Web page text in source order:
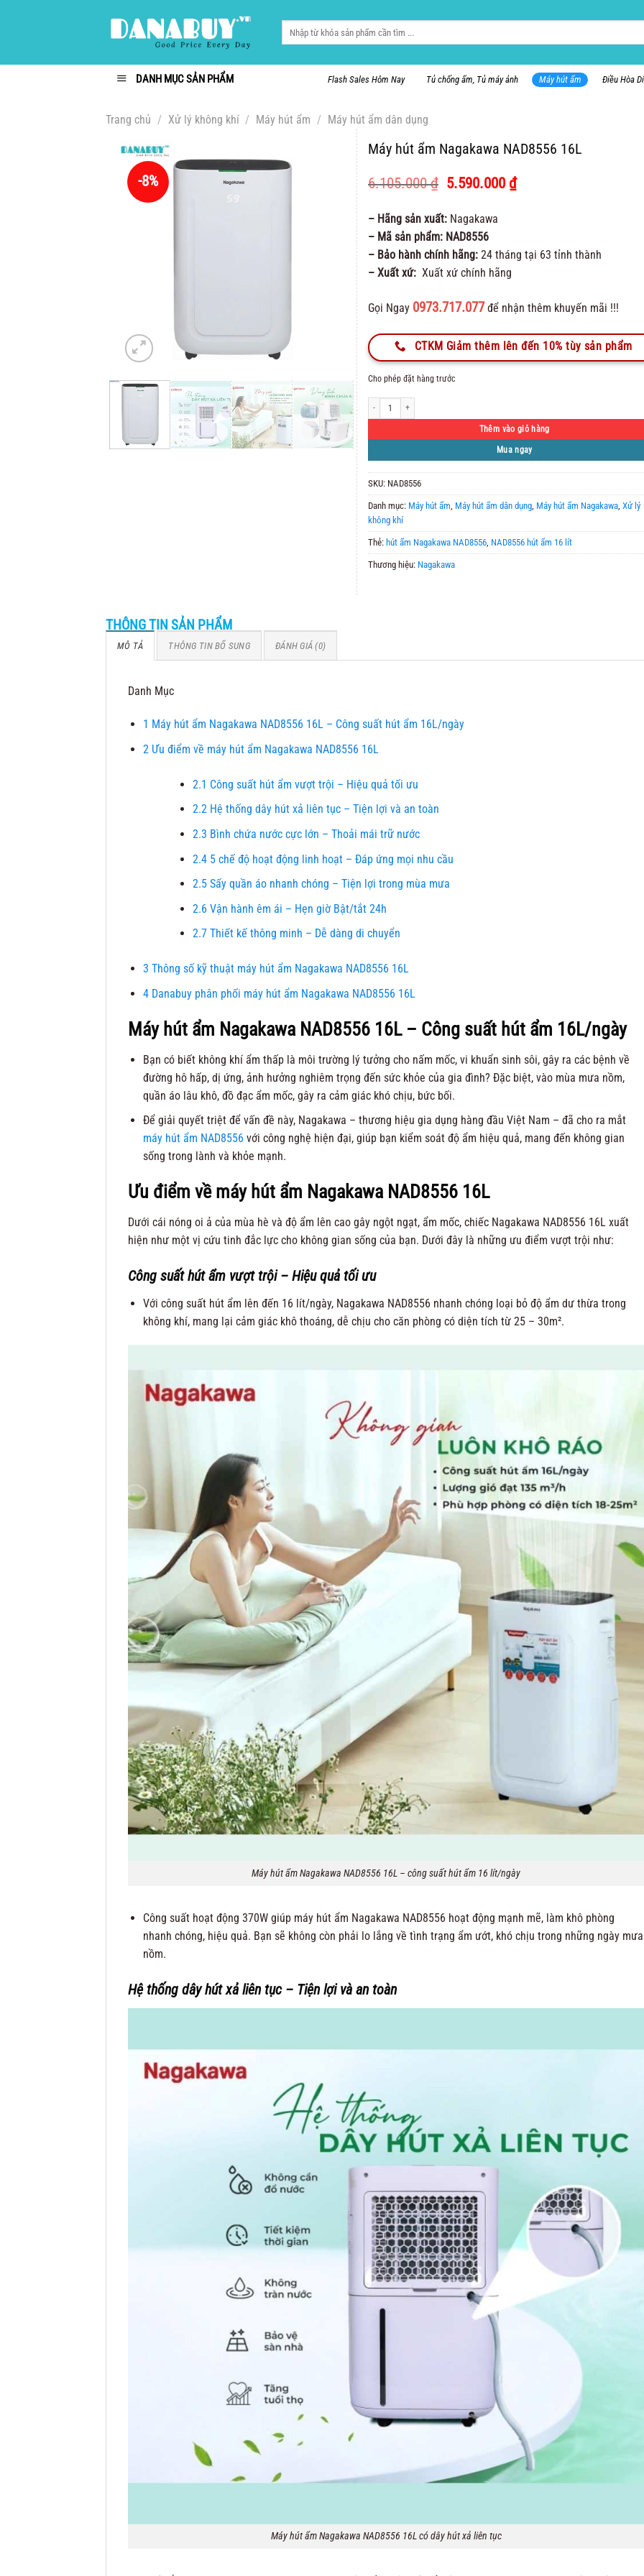
dung
DANH MỤC SẢN PHẨM Flash Sales Hôm Nay Tủ chống ẩm, Tủ máy ảnh Máy hút ẩm Điều Hòa
Trang chủ / Xử lý không khí / Máy hút ẩm / Máy hút ẩm dân dụng
-8%
Máy hút ẩm Nagakawa NAD8556 16L
6.105.000₫ Giá
là:
6.105.000 ₫.
5.590.000 ₫Giá
– Hãng sản xuất: Nagakawa
– Mã sản phẩm: NAD8556
– Bảo hành chính hãng: 24 tháng tại 63 tỉnh thành
– Xuất xứ: Xuất xứ chính hãng
Gọi Ngay 0973.717.077 để nhận thêm khuyến mãi !!!
CTKM Giảm thêm lên đến 10% tùy sản phẩm
Cho phép đặt hàng trước
Máy hút ẩm Nagakawa NAD8556 16L số lượng
Thêm vào giỏ hàng
Mua ngay
SKU: NAD8556
Danh mục: Máy hút ẩm Máy hút ẩm dân dụng Máy hút ẩm Nagakawa Xử lý
không khí
Thẻ: hút ẩm Nagakawa NAD8556 NAD8556 hút ẩm 16 lít
Thương hiệu: Nagakawa
THÔNG TIN SẢN PHẨM
MÔ TẢ THÔNG TIN BỔ SUNG ĐÁNH GIÁ (0)
Danh Mục
1 Máy hút ẩm Nagakawa NAD8556 16L – Công suất hút ẩm 16L/ngày
2 Ưu điểm về máy hút ẩm Nagakawa NAD8556 16L
2.1 Công suất hút ẩm vượt trội – Hiệu quả tối ưu
2.2Hệ thống dây hút xả liên tục – Tiện lợi và an toàn
2.3 Bình chứa nước cực lớn – Thoải mái trữ nước
2.45 chế độ hoạt động linh hoạt – Đáp ứng mọi nhu cầu
2.5Sấy quần áo nhanh chóng – Tiện lợi trong mùa mưa
2.6 Vận hành êm ái – Hẹn giờ Bật/tắt 24h
2.7Thiết kế thông minh – Dễ dàng di chuyển
3 Thông số kỹ thuật máy hút ẩm Nagakawa NAD8556 16L
4Danabuy phân phối máy hút ẩm Nagakawa NAD8556 16L
Máy hút ẩm Nagakawa NAD8556 16L – Công suất hút ẩm 16L/ngày
Bạn có biết không khí ẩm thấp là môi trường lý tưởng cho nấm mốc, vi khuẩn sinh sôi, gây ra các bệnh về
đường hô hấp, dị ứng, ảnh hưởng nghiêm trọng đến sức khỏe của gia đình? Đặc biệt, vào mùa mưa nồm,
quần áo lâu khô, đồ đạc ẩm mốc, gây ra cảm giác khó chịu, bức bối.
Để giải quyết triệt để vấn đề này, Nagakawa – thương hiệu gia dụng hàng đầu Việt Nam – đã cho ra mắt
máy hút ẩm NAD8556 với công nghệ hiện đại, giúp bạn kiểm soát độ ẩm hiệu quả, mang đến không gian
sống trong lành và khỏe mạnh.
Ưu điểm về máy hút ẩm Nagakawa NAD8556 16L
Dưới cái nóng oi ả của mùa hè và độ ẩm lên cao gây ngột ngạt, ẩm mốc, chiếc Nagakawa NAD8556 16L xuất
hiện như một vị cứu tinh đắc lực cho không gian sống của bạn. Dưới đây là những ưu điểm vượt trội như:
Công suất hút ẩm vượt trội – Hiệu quả tối ưu
Với công suất hút ẩm lên đến 16 lít/ngày, Nagakawa NAD8556 nhanh chóng loại bỏ độ ẩm dư thừa trong
không khí, mang lại cảm giác khô thoáng, dễ chịu cho căn phòng có diện tích từ 25 – 30m².
Máy hút ẩm Nagakawa NAD8556 16L – công suất hút ẩm 16 lít/ngày
Công suất hoạt động 370W giúp máy hút ẩm Nagakawa NAD8556 hoạt động mạnh mẽ, làm khô phòng
nhanh chóng, hiệu quả. Bạn sẽ không còn phải lo lắng về tình trạng ẩm ướt, khó chịu trong những ngày mưa
nồm.
Hệ thống dây hút xả liên tục – Tiện lợi và an toàn
Máy hút ẩm Nagakawa NAD8556 16L có dây hút xả liên tục